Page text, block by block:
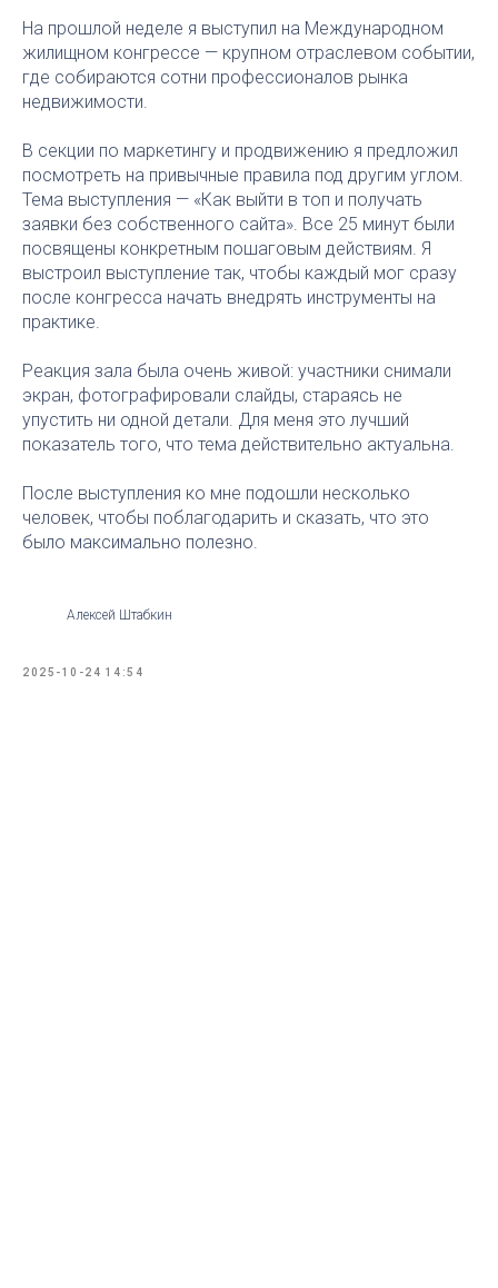
На прошлой неделе я выступил на Международном
жилищном конгрессе — крупном отраслевом событии,
где собираются сотни профессионалов рынка
недвижимости.
В секции по маркетингу и продвижению я предложил
посмотреть на привычные правила под другим углом.
Тема выступления — «Как выйти в топ и получать
заявки без собственного сайта». Все 25 минут были
посвящены конкретным пошаговым действиям. Я
выстроил выступление так, чтобы каждый мог сразу
после конгресса начать внедрять инструменты на
практике.
Реакция зала была очень живой: участники снимали
экран, фотографировали слайды, стараясь не
упустить ни одной детали. Для меня это лучший
показатель того, что тема действительно актуальна.
После выступления ко мне подошли несколько
человек, чтобы поблагодарить и сказать, что это
было максимально полезно.
Алексей Штабкин
2025-10-24 14:54